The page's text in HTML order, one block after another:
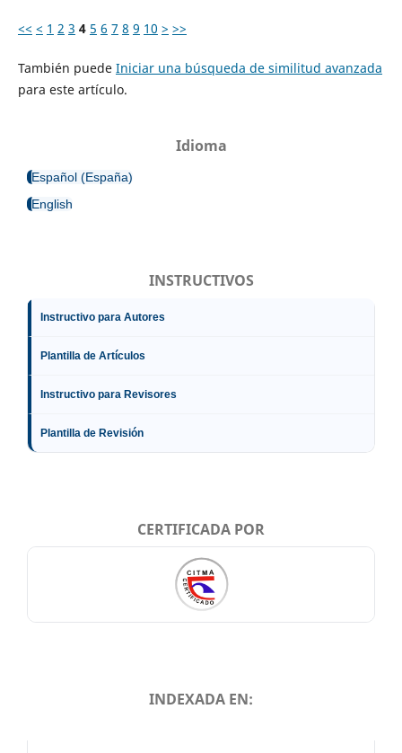
<< < 1 2 3 4 5 6 7 8 9 10 > >>
También puede Iniciar una búsqueda de similitud avanzada
para este artículo.
Idioma
Español (España)
English
INSTRUCTIVOS
Instructivo para Autores
Plantilla de Artículos
Instructivo para Revisores
Plantilla de Revisión
CERTIFICADA POR
INDEXADA EN: